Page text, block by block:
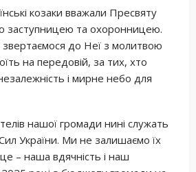
козаки вважали Пресвяту
заступницею та охоронницею.
звертаємося до Неї з молитвою
на передовій, за тих, хто
і мирне небо для
нашої громади нині служать
України. Ми не залишаємо їх
– наша вдячність і наш